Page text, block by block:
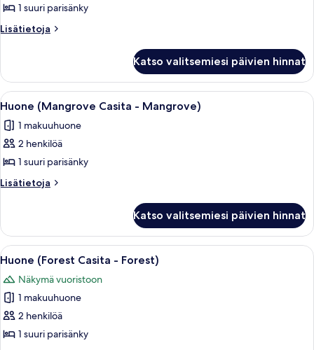
Bungalow
kuvat
1 suuri parisänky
Lisätietoja
Lisätietoja
Katso valitsemiesi päivien hinnat
Avaa
kaikki
huonetyypin
Huone
(Mangrove
Casita
kuvat
Tilava makuuhuone, jossa on suuri
5
Huone (Mangrove Casita - Mangrove)
1 makuuhuone
2 henkilöä
1 suuri parisänky
Lisätietoja
Lisätietoja
Casita
Mangrove)
Katso valitsemiesi päivien hinnat
Avaa
kaikki
huonetyypin
Huone
(Forest
Casita
Puukehikkoon rakennettu
6
Huone (Forest Casita - Forest)
Näkymä vuoristoon
1 makuuhuone
2 henkilöä
1 suuri parisänky